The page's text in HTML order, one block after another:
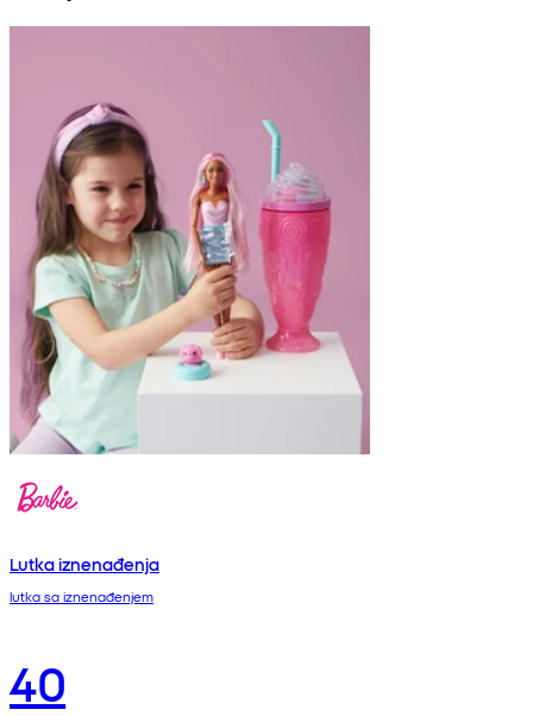
Lutka iznenađenja
lutka sa iznenađenjem
40